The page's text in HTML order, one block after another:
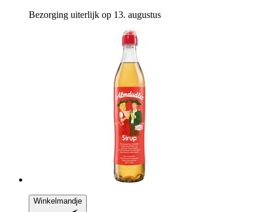
Bezorging uiterlijk op 13. augustus
Winkelmandje